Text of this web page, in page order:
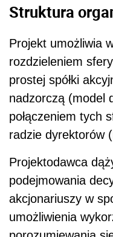
Struktura
Projekt umożliwia
rozdzieleniem
prostej spółki
nadzorczą (model
połączeniem tych
radzie dyrektorów
Projektodawca
podejmowania
akcjonariuszy w
umożliwienia